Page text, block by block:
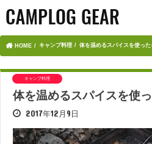
HOME キャンプ料理 体を温めるスパイスを使っ
キャンプ料理
体を温めるスパイスを使
2017年12月9日